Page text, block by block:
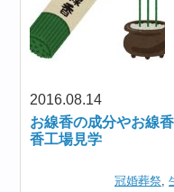
2016.08.14
お線香の成分やお線
香工場見学
冠婚葬祭,